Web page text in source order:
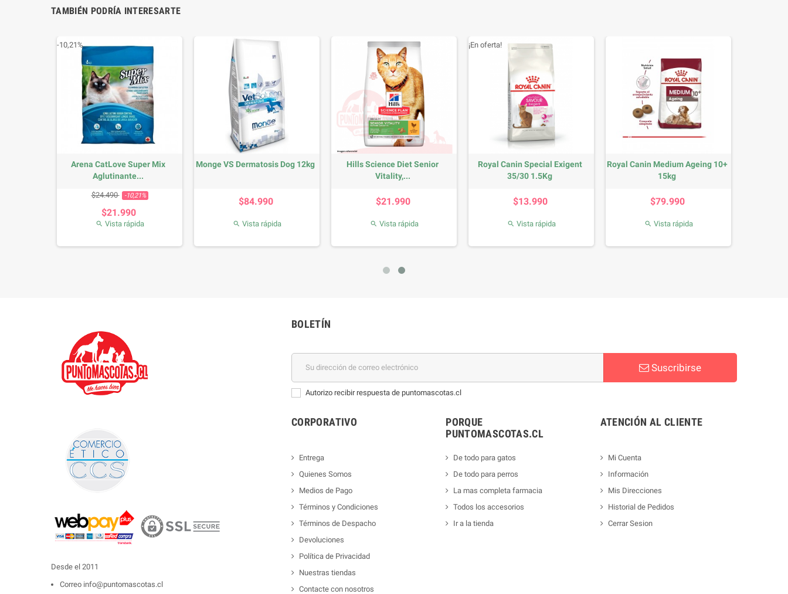
TAMBIÉN PODRÍA INTERESARTE
Arena CatLove Super Mix
Aglutinante...
Precio base
$24.490 -10,21% Precio
$21.990
-10,21%
 Vista rápida
Monge VS Dermatosis Dog 12kg
$84.990
 Vista rápida
Hills Science Diet Senior
Vitality,...
$21.990
 Vista rápida
Royal Canin Special Exigent
35/30 1.5Kg
$13.990
¡En oferta!
 Vista rápida
Royal Canin Medium Ageing 10+
15kg
$79.990
 Vista rápida
Desde el 2011
Correo info@puntomascotas.cl
BOLETÍN
Suscribirse
Autorizo recibir respuesta de puntomascotas.cl
CORPORATIVO
Entrega
Quienes Somos
Medios de Pago
Términos y Condiciones
Términos de Despacho
Devoluciones
Política de Privacidad
Nuestras tiendas
Contacte con nosotros
PORQUE
PUNTOMASCOTAS.CL
De todo para gatos
De todo para perros
La mas completa farmacia
Todos los accesorios
Ir a la tienda
ATENCIÓN AL CLIENTE
Mi Cuenta
Información
Mis Direcciones
Historial de Pedidos
Cerrar Sesion